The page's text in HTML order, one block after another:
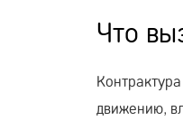
Что
движению,